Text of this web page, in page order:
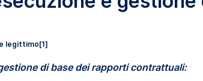
legittimo[1]
di base dei rapporti contrattuali: